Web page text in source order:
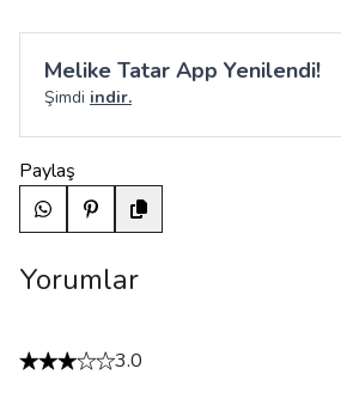
Melike Tatar App Yenilendi!
Şimdi indir.
Paylaş
Yorumlar
3.0